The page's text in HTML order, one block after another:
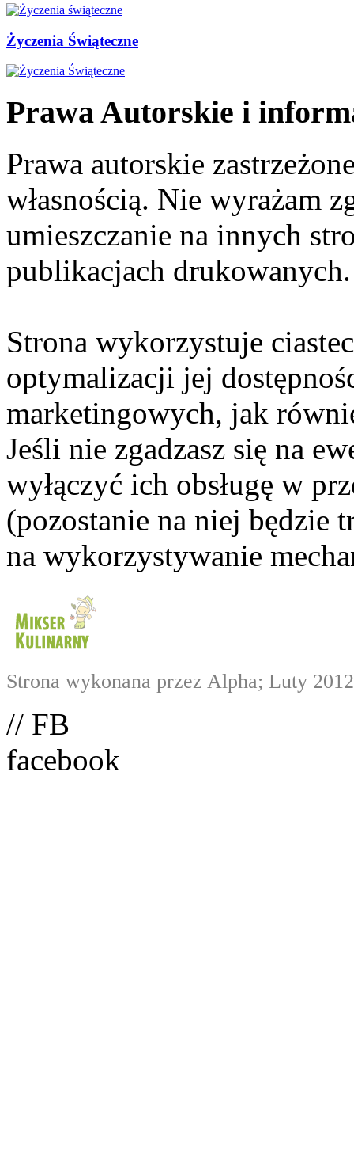
Życzenia Świąteczne
Prawa Autorskie i
Prawa autorskie
własnością. Nie wyrażam
umieszczanie na innych
publikacjach drukowanych.
Strona wykorzystuje
optymalizacji jej
marketingowych, jak
Jeśli nie zgadzasz się na
wyłączyć ich obsługę w
(pozostanie na niej będzie
na wykorzystywanie
Strona wykonana przez Alpha; Luty 2012
// FB
facebook